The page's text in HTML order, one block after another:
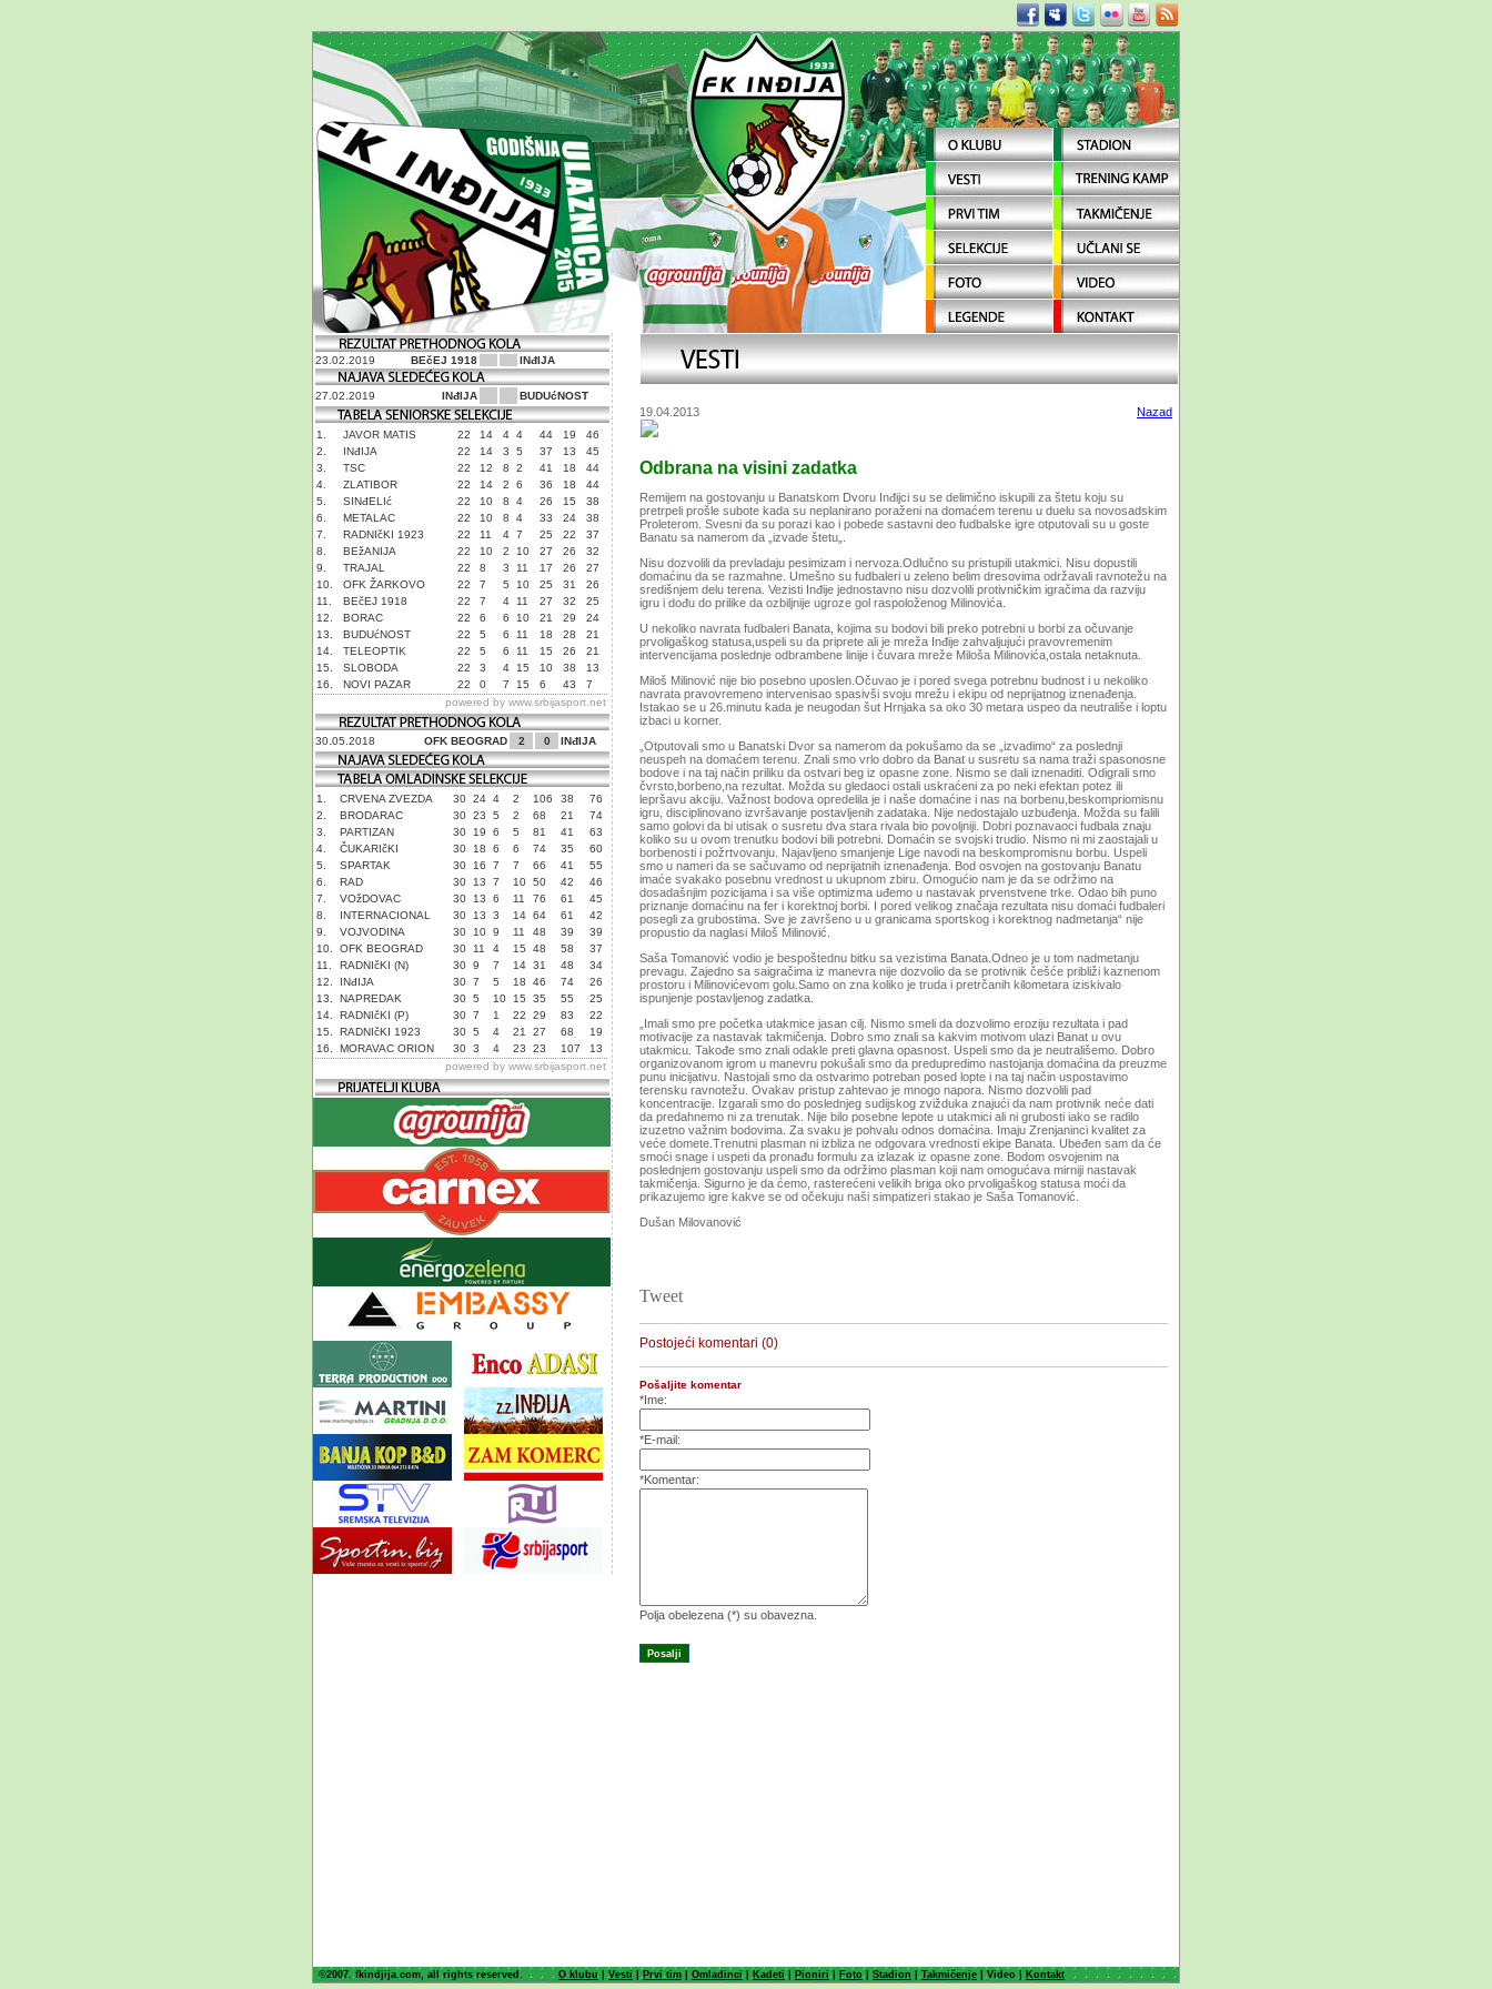
23.02.2019 BEčEJ 1918 INđIJA
27.02.2019 INđIJA BUDUćNOST
1. JAVOR MATIS 22 14 4 4 44 19
46
2.
INđIJA 22 14 3 5 37 13
45
3.
TSC 22 12 8 2 41 18
44
4.
ZLATIBOR 22 14 2 6 36 18
44
5.
SINđELIć 22 10 8 4 26 15
38
6.
METALAC 22 10 8 4 33 24
38
7.
RADNIčKI 1923 22 11 4 7 25 22
37
8.
BEžANIJA 22 10 2 10 27 26
32
9.
TRAJAL 22 8 3 11 17 26
27
10.
OFK ŽARKOVO 22 7 5 10 25 31
26
11.
BEčEJ 1918 22 7 4 11 27 32
25
12.
BORAC 22 6 6 10 21 29
24
13.
BUDUćNOST 22 5 6 11 18 28
21
14.
TELEOPTIK 22 5 6 11 15 26
21
15.
SLOBODA 22 3 4 15 10 38
13
16.
NOVI PAZAR 22 0 7 15 6 43
7
powered by www.srbijasport.net
30.05.2018 OFK BEOGRAD 2 0 INđIJA
1. CRVENA ZVEZDA 30 24 4 2 106 38
76
2.
BRODARAC 30 23 5 2 68 21
74
3.
PARTIZAN 30 19 6 5 81 41
63
4.
ČUKARIčKI 30 18 6 6 74 35
60
5.
SPARTAK 30 16 7 7 66 41
55
6.
RAD 30 13 7 10 50 42
46
7.
VOžDOVAC 30 13 6 11 76 61
45
8.
INTERNACIONAL 30 13 3 14 64 61
42
9.
VOJVODINA 30 10 9 11 48 39
39
10.
OFK BEOGRAD 30 11 4 15 48 58
37
11.
RADNIčKI (N) 30 9 7 14 31 48
34
12.
INđIJA 30 7 5 18 46 74
26
13.
NAPREDAK 30 5 10 15 35 55
25
14.
RADNIčKI (P) 30 7 1 22 29 83
22
15.
RADNIčKI 1923 30 5 4 21 27 68
19
16.
MORAVAC ORION 30 3 4 23 23 107
13
powered by www.srbijasport.net
19.04.2013 Nazad
Odbrana na visini zadatka
Remijem na gostovanju u Banatskom Dvoru Inđijci su se delimično iskupili za štetu koju su
pretrpeli prošle subote kada su neplanirano poraženi na domaćem terenu u duelu sa novosadskim
Proleterom. Svesni da su porazi kao i pobede sastavni deo fudbalske igre otputovali su u goste
Banatu sa namerom da „izvade štetu„.
Nisu dozvolili da prevladaju pesimizam i nervoza.Odlučno su pristupili utakmici. Nisu dopustili
domaćinu da se razmahne. Umešno su fudbaleri u zeleno belim dresovima održavali ravnotežu na
središnjem delu terena. Vezisti Inđije jednostavno nisu dozvolili protivničkim igračima da razviju
igru i dođu do prilike da ozbiljnije ugroze gol raspoloženog Milinovića.
U nekoliko navrata fudbaleri Banata, kojima su bodovi bili preko potrebni u borbi za očuvanje
prvoligaškog statusa,uspeli su da priprete ali je mreža Inđije zahvaljujući pravovremenim
intervencijama poslednje odbrambene linije i čuvara mreže Miloša Milinovića,ostala netaknuta.
Miloš Milinović nije bio posebno uposlen.Očuvao je i pored svega potrebnu budnost i u nekoliko
navrata pravovremeno intervenisao spasivši svoju mrežu i ekipu od neprijatnog iznenađenja.
Istakao se u 26.minutu kada je neugodan šut Hrnjaka sa oko 30 metara uspeo da neutrališe i loptu
izbaci u korner.
„Otputovali smo u Banatski Dvor sa namerom da pokušamo da se „izvadimo“ za poslednji
neuspeh na domaćem terenu. Znali smo vrlo dobro da Banat u susretu sa nama traži spasonosne
bodove i na taj način priliku da ostvari beg iz opasne zone. Nismo se dali iznenaditi. Odigrali smo
čvrsto,borbeno,na rezultat. Možda su gledaoci ostali uskraćeni za po neki efektan potez ili
lepršavu akciju. Važnost bodova opredelila je i naše domaćine i nas na borbenu,beskompriomisnu
igru, disciplinovano izvršavanje postavljenih zadataka. Nije nedostajalo uzbuđenja. Možda su falili
samo golovi da bi utisak o susretu dva stara rivala bio povoljniji. Dobri poznavaoci fudbala znaju
koliko su u ovom trenutku bodovi bili potrebni. Domaćin se svojski trudio. Nismo ni mi zaostajali u
borbenosti i požrtvovanju. Najavljeno smanjenje Lige navodi na beskompromisnu borbu. Uspeli
smo u nameri da se sačuvamo od neprijatnih iznenađenja. Bod osvojen na gostovanju Banatu
imaće svakako posebnu vrednost u ukupnom zbiru. Omogućio nam je da se održimo na
dosadašnjim pozicijama i sa više optimizma uđemo u nastavak prvenstvene trke. Odao bih puno
priznanje domaćinu na fer i korektnoj borbi. I pored velikog značaja rezultata nisu domaći fudbaleri
posegli za grubostima. Sve je završeno u u granicama sportskog i korektnog nadmetanja“ nije
propustio da naglasi Miloš Milinović.
Saša Tomanović vodio je bespoštednu bitku sa vezistima Banata.Odneo je u tom nadmetanju
prevagu. Zajedno sa saigračima iz manevra nije dozvolio da se protivnik češće približi kaznenom
prostoru i Milinovićevom golu.Samo on zna koliko je truda i pretrčanih kilometara iziskivalo
ispunjenje postavljenog zadatka.
„Imali smo pre početka utakmice jasan cilj. Nismo smeli da dozvolimo eroziju rezultata i pad
motivacije za nastavak takmičenja. Dobro smo znali sa kakvim motivom ulazi Banat u ovu
utakmicu. Takođe smo znali odakle preti glavna opasnost. Uspeli smo da je neutrališemo. Dobro
organizovanom igrom u manevru pokušali smo da predupredimo nastojanja domaćina da preuzme
punu inicijativu. Nastojali smo da ostvarimo potreban posed lopte i na taj način uspostavimo
terensku ravnotežu. Ovakav pristup zahtevao je mnogo napora. Nismo dozvolili pad
koncentracije. Izgarali smo do poslednjeg sudijskog zvižduka znajući da nam protivnik neće dati
da predahnemo ni za trenutak. Nije bilo posebne lepote u utakmici ali ni grubosti iako se radilo
izuzetno važnim bodovima. Za svaku je pohvalu odnos domaćina. Imaju Zrenjaninci kvalitet za
veće domete.Trenutni plasman ni izbliza ne odgovara vrednosti ekipe Banata. Ubeđen sam da će
smoći snage i uspeti da pronađu formulu za izlazak iz opasne zone. Bodom osvojenim na
poslednjem gostovanju uspeli smo da održimo plasman koji nam omogućava mirniji nastavak
takmičenja. Sigurno je da ćemo, rasterećeni velikih briga oko prvoligaškog statusa moći da
prikazujemo igre kakve se od očekuju naši simpatizeri stakao je Saša Tomanović.
Dušan Milovanović
Tweet
Postojeći komentari (0)
Pošaljite komentar
*Ime:
*E-mail:
*Komentar:
Polja obelezena (*) su obavezna.
©2007. fkindjija.com, all rights reserved. O klubu |Vesti | Prvi tim | Omladinci |Kadeti| Pioniri| Foto| Stadion |Takmičenje | Video | Kontakt